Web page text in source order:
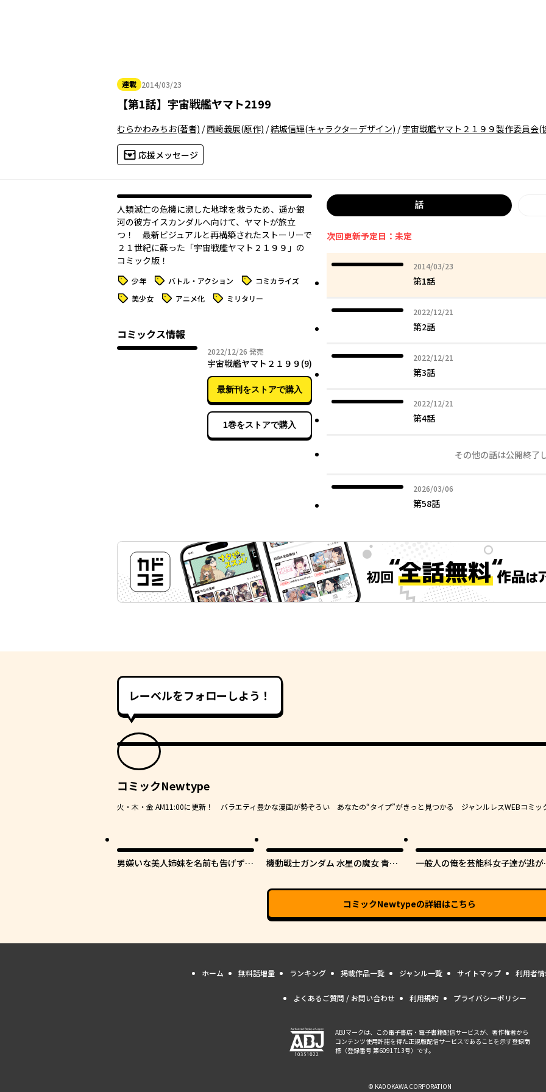
連載 2014/03/23
2014年03月23日
【第1話】 宇宙戦艦ヤマト2199
むらかわみちお(著者) /西崎義展(原作) /結城信輝(キャラクターデザイン) /宇宙戦艦ヤマト２１９９製作委員会(
応援メッセージ
人類滅亡の危機に瀕した地球を救うため、遥か銀
河の彼方イスカンダルへ向けて、ヤマトが旅立
つ！ 最新ビジュアルと再構築されたストーリーで
２１世紀に蘇った「宇宙戦艦ヤマト２１９９」の
コミック版！
タグ 少年 タグ バトル・アクション タグ コミカライズ
タグ 美少女 タグ アニメ化 タグ ミリタリー
コミックス情報
2022/12/26 2022年12月26日
発売
宇宙戦艦ヤマト２１９９(9)
最新刊をストアで購入
1巻をストアで購入
話
次回更新予定日：未定
2014/03/23
2014年03月23日
第1話
2022/12/21
2022年12月21日
第2話
2022/12/21
2022年12月21日
第3話
2022/12/21
2022年12月21日
第4話
その他の話は公開終了
2026/03/06
2026年03月06日
第58話
レーベルをフォローしよう！
コミックNewtype
火・木・金 AM11:00に更新！ バラエティ豊かな漫画が勢ぞろい あなたの“タイプ”がきっと見つかる ジャンルレスWEBコミッ
男嫌いな美人姉妹を名前も告げずに
機動戦士ガンダム 水星の魔女 青春
一般人の俺を芸能科女子達が逃が
コミックNewtypeの詳細はこちら
ホーム 無料話増量 ランキング 掲載作品一覧 ジャンル一覧 サイトマップ 利用者
よくあるご質問 / お問い合わせ 利用規約 プライバシーポリシー
ABJマークは、この電子書店・電子書籍配信サービスが、著作権者から
コンテンツ使用許諾を得た正規版配信サービスであることを示す登録商
標（登録番号 第6091713号）です。
© KADOKAWA CORPORATION